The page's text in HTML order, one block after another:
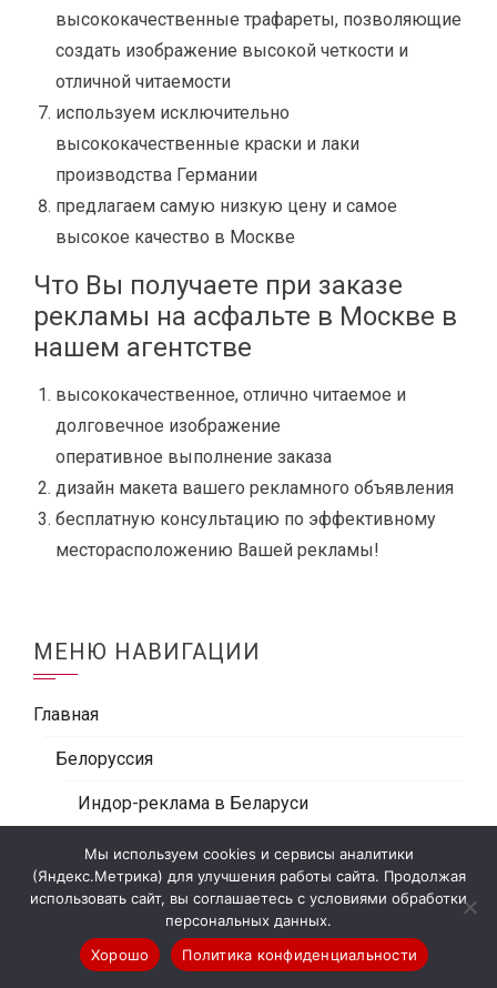
высококачественные трафареты, позволяющие
создать изображение высокой четкости и
отличной читаемости
используем исключительно
высококачественные краски и лаки
производства Германии
предлагаем самую низкую цену и самое
высокое качество в Москве
Что Вы получаете при заказе
рекламы на асфальте в Москве в
нашем агентстве
высококачественное, отлично читаемое и
долговечное изображение
оперативное выполнение заказа
дизайн макета вашего рекламного объявления
бесплатную консультацию по эффективному
месторасположению Вашей рекламы!
МЕНЮ НАВИГАЦИИ
Главная
Белоруссия
Индор-реклама в Беларуси
Правила обработки персональных данных
Партнёрам
Outdoor
Мы используем cookies и сервисы аналитики
(Яндекс.Метрика) для улучшения работы сайта. Продолжая
использовать сайт, вы соглашаетесь с условиями обработки
персональных данных.
Хорошо
Политика конфиденциальности